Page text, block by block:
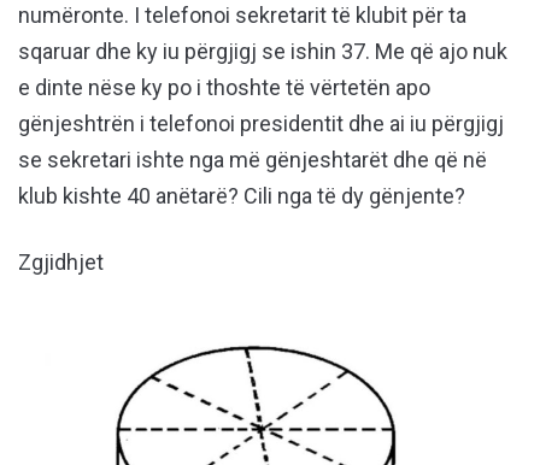
numëronte. I telefonoi sekretarit të klubit për ta
sqaruar dhe ky iu përgjigj se ishin 37. Me që ajo nuk
e dinte nëse ky po i thoshte të vërtetën apo
gënjeshtrën i telefonoi presidentit dhe ai iu përgjigj
se sekretari ishte nga më gënjeshtarët dhe që në
klub kishte 40 anëtarë? Cili nga të dy gënjente?
Zgjidhjet